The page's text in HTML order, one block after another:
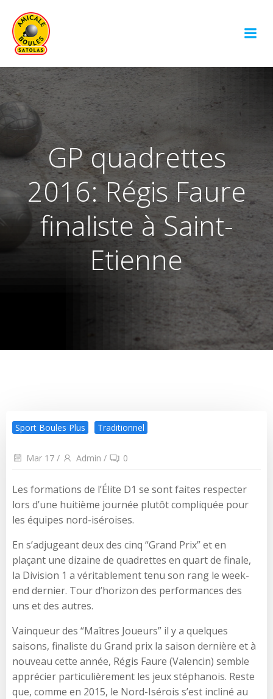
GP quadrettes
2016: Régis Faure
finaliste à Saint-
Etienne
Sport Boules Plus Traditionnel
Mar 17 / Admin / 0
Les formations de l’Élite D1 se sont faites respecter
lors d’une huitième journée plutôt compliquée pour
les équipes nord-iséroises.
En s’adjugeant deux des cinq “Grand Prix” et en
plaçant une dizaine de quadrettes en quart de finale,
la Division 1 a véritablement tenu son rang le week-
end dernier. Tour d’horizon des performances des
uns et des autres.
Vainqueur des “Maîtres Joueurs” il y a quelques
saisons, finaliste du Grand prix la saison dernière et à
nouveau cette année, Régis Faure (Valencin) semble
apprécier particulièrement les jeux stéphanois. Reste
que, comme en 2015, le Nord-Isérois s’est incliné au